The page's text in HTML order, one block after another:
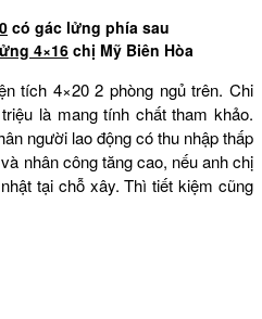
có gác lửng phía sau
4×16 chị Mỹ Biên Hòa
tích 4×20 2 phòng ngủ trên. Chi
là mang tính chất tham khảo.
người lao động có thu nhập thấp
nhân công tăng cao, nếu anh chị
tại chỗ xây. Thì tiết kiệm cũng